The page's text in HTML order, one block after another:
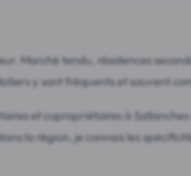
Marché tendu, résidences
y sont fréquents et souvent
et copropriétaires à Sallanches
la région, je connais les